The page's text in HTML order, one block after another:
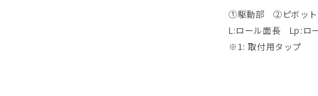
①駆動部 ②ピボッ
L:ロール面長 Lp:ロ
※1: 取付用タップ